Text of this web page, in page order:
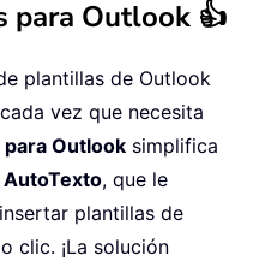
para Outlook 👍
plantillas de Outlook
vez que necesita
para Outlook simplifica
AutoTexto, que le
plantillas de
clic. ¡La solución